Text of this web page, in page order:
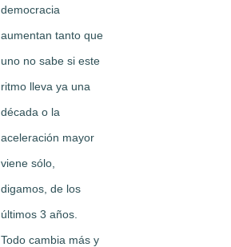
democracia
aumentan tanto que
uno no sabe si este
ritmo lleva ya una
década o la
aceleración mayor
viene sólo,
digamos, de los
últimos 3 años.
Todo cambia más y